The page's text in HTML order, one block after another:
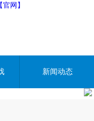
新闻动态